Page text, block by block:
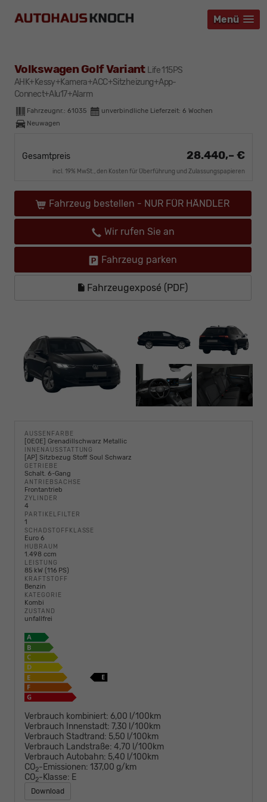
Menü
Menü
Menü
Volkswagen Golf Variant Life 115PS
AHK+Kessy+Kamera+ACC+Sitzheizung+App-
Connect+Alu17+Alarm
Fahrzeugnr.: 61035 unverbindliche Lieferzeit: 6 Wochen
Neuwagen
Gesamtpreis 28.440,– €
incl. 19% MwSt., den Kosten für Überführung und Zulassungspapieren
Fahrzeug bestellen - NUR FÜR HÄNDLER
Wir rufen Sie an
Fahrzeug parken
Fahrzeugexposé (PDF)
AUSSENFARBE
[0E0E] Grenadillschwarz Metallic
INNENAUSSTATTUNG
[AP] Sitzbezug Stoff Soul Schwarz
GETRIEBE
Schalt. 6-Gang
ANTRIEBSACHSE
Frontantrieb
ZYLINDER
4
PARTIKELFILTER
1
SCHADSTOFFKLASSE
Euro 6
HUBRAUM
1.498 ccm
LEISTUNG
85 kW (116 PS)
KRAFTSTOFF
Benzin
KATEGORIE
Kombi
ZUSTAND
unfallfrei
Verbrauch kombiniert: 6,00 l/100km
Verbrauch Innenstadt: 7,30 l/100km
Verbrauch Stadtrand: 5,50 l/100km
Verbrauch Landstraße: 4,70 l/100km
Verbrauch Autobahn: 5,40 l/100km
CO2-Emissionen: 137,00 g/km
CO2-Klasse: E
Download